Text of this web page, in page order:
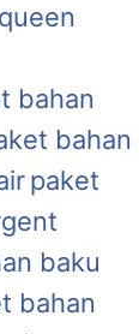
bahan
bahan
paket
baku
bahan